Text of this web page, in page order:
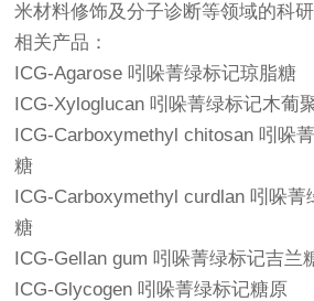
米材料修饰及分子诊断等领域的科研
相关产品：
ICG-Agarose 吲哚菁绿标记琼脂糖
ICG-Xyloglucan 吲哚菁绿标记木葡
ICG-Carboxymethyl chitosan 吲哚
糖
ICG-Carboxymethyl curdlan 吲哚菁
糖
ICG-Gellan gum 吲哚菁绿标记吉兰
ICG-Glycogen 吲哚菁绿标记糖原